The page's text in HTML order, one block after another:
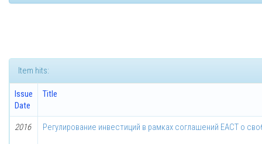
Item hits:
Issue
Date
Title
2016 Регулирование инвестиций в рамках соглашений ЕАСТ о